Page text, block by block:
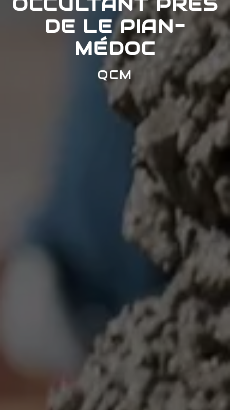
DE LE PIAN-
MÉDOC
QCM